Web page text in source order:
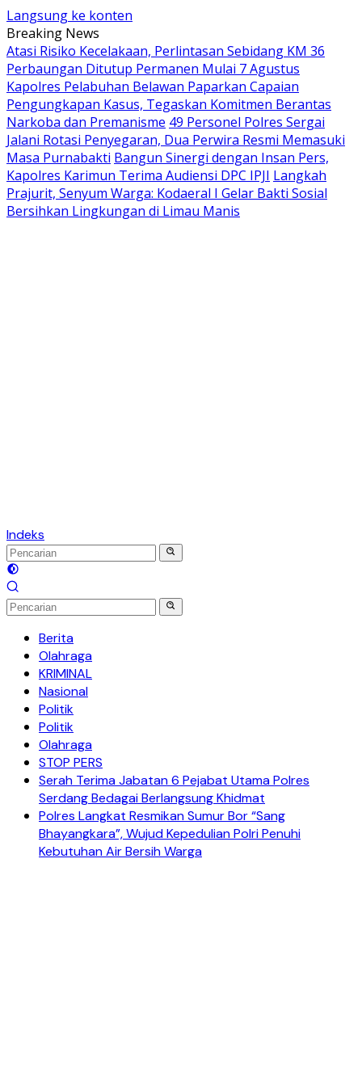
Langsung ke konten
Breaking News
Atasi Risiko Kecelakaan, Perlintasan Sebidang KM 36
Perbaungan Ditutup Permanen Mulai 7 Agustus
Kapolres Pelabuhan Belawan Paparkan Capaian
Pengungkapan Kasus, Tegaskan Komitmen Berantas
Narkoba dan Premanisme 49 Personel Polres Sergai
Jalani Rotasi Penyegaran, Dua Perwira Resmi Memasuki
Masa Purnabakti Bangun Sinergi dengan Insan Pers,
Kapolres Karimun Terima Audiensi DPC IPJI Langkah
Prajurit, Senyum Warga: Kodaeral I Gelar Bakti Sosial
Bersihkan Lingkungan di Limau Manis
Indeks
Berita
Olahraga
KRIMINAL
Nasional
Politik
Politik
Olahraga
STOP PERS
Serah Terima Jabatan 6 Pejabat Utama Polres
Serdang Bedagai Berlangsung Khidmat
Polres Langkat Resmikan Sumur Bor “Sang
Bhayangkara”, Wujud Kepedulian Polri Penuhi
Kebutuhan Air Bersih Warga